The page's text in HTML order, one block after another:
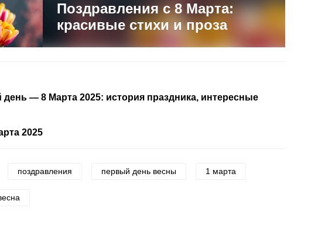
Поздравления с 8 Марта:
красивые стихи и проза
— 8 Марта 2025: история праздника, интересные
2025
поздравления первый день весны 1 марта